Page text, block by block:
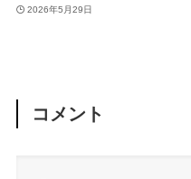
ーが誰かなどを確認可能に
2026年5月29日
コメント